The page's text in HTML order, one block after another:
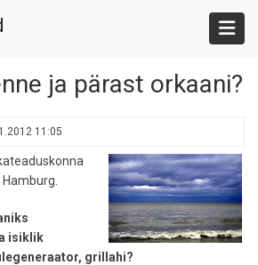
ja pärast orkaani?
11:05
isiklik
grillahi?